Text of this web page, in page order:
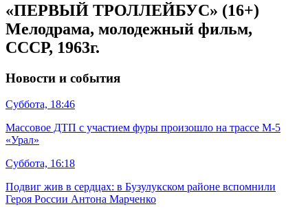
«ПЕРВЫЙ ТРОЛЛЕЙБУС» (16+)
Мелодрама, молодежный фильм,
СССР, 1963г.
Новости и события
Суббота, 18:46
Массовое ДТП с участием фуры произошло на трассе М-5
«Урал»
Суббота, 16:18
Подвиг жив в сердцах: в Бузулукском районе вспомнили
Героя России Антона Марченко